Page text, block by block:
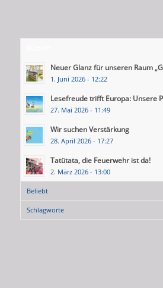
Neuer Glanz für unseren Raum
1. Juni 2026 - 12:22
Lesefreude trifft Europa: Unsere
27. Mai 2026 - 11:49
Wir suchen Verstärkung
28. April 2026 - 17:27
Tatütata, die Feuerwehr ist da!
2. März 2026 - 13:00
Beliebt
Schlagworte